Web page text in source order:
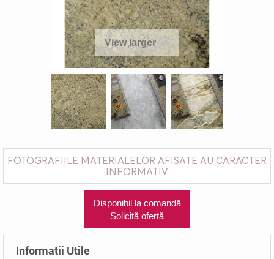
View larger
FOTOGRAFIILE MATERIALELOR AFISATE AU CARACTER
INFORMATIV
Disponibil la comandă
Solicită ofertă
Informatii Utile